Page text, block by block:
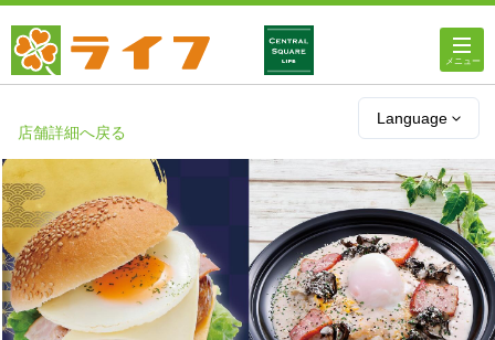
Language
店舗・チラシ情報
ライフのオンラインストア
ライフネットスーパー
店舗詳細へ戻る